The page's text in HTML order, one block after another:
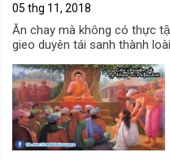
05 thg 11, 2018
Ăn chay mà không có thực
gieo duyên tái sanh thành